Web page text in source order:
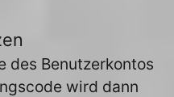
des Benutzerkontos
wird dann